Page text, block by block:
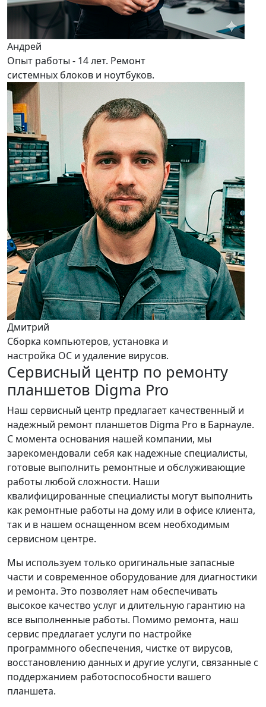
Андрей
Опыт работы - 14 лет. Ремонт
системных блоков и ноутбуков.
Дмитрий
Сборка компьютеров, установка и
настройка ОС и удаление вирусов.
Сервисный центр по ремонту
планшетов Digma Pro
Наш сервисный центр предлагает качественный и
надежный ремонт планшетов Digma Pro в Барнауле.
С момента основания нашей компании, мы
зарекомендовали себя как надежные специалисты,
готовые выполнить ремонтные и обслуживающие
работы любой сложности. Наши
квалифицированные специалисты могут выполнить
как ремонтные работы на дому или в офисе клиента,
так и в нашем оснащенном всем необходимым
сервисном центре.
Мы используем только оригинальные запасные
части и современное оборудование для диагностики
и ремонта. Это позволяет нам обеспечивать
высокое качество услуг и длительную гарантию на
все выполненные работы. Помимо ремонта, наш
сервис предлагает услуги по настройке
программного обеспечения, чистке от вирусов,
восстановлению данных и другие услуги, связанные с
поддержанием работоспособности вашего
планшета.